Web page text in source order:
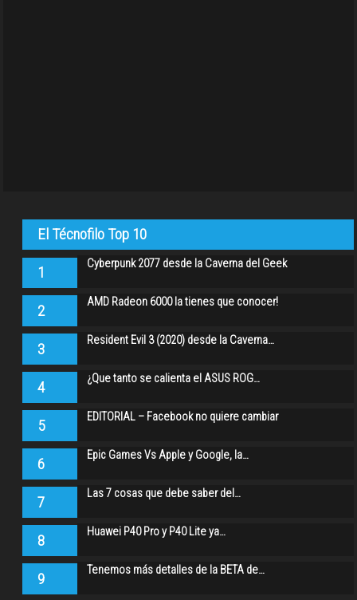
El Técnofilo Top 10
1 Cyberpunk 2077 desde la Caverna del Geek
2 AMD Radeon 6000 la tienes que conocer!
3 Resident Evil 3 (2020) desde la Caverna…
4 ¿Que tanto se calienta el ASUS ROG…
5 EDITORIAL – Facebook no quiere cambiar
6 Epic Games Vs Apple y Google, la…
7 Las 7 cosas que debe saber del…
8 Huawei P40 Pro y P40 Lite ya…
9 Tenemos más detalles de la BETA de…